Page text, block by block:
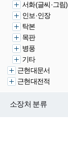
서화(글씨·그림)
인보·인장
탁본
목판
병풍
기타
근현대문서
근현대전적
소장처 분류